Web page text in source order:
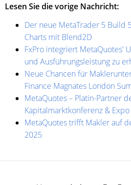
Lesen Sie die vorige Nachricht:
Der neue MetaTrader 5 Build
Charts mit Blend2D
FxPro integriert MetaQuotes'
und Ausführungsleistung zu
Neue Chancen für
Finance Magnates London
MetaQuotes – Platin-Partner
Kapitalmarktkonferenz &
MetaQuotes trifft Makler auf
2025